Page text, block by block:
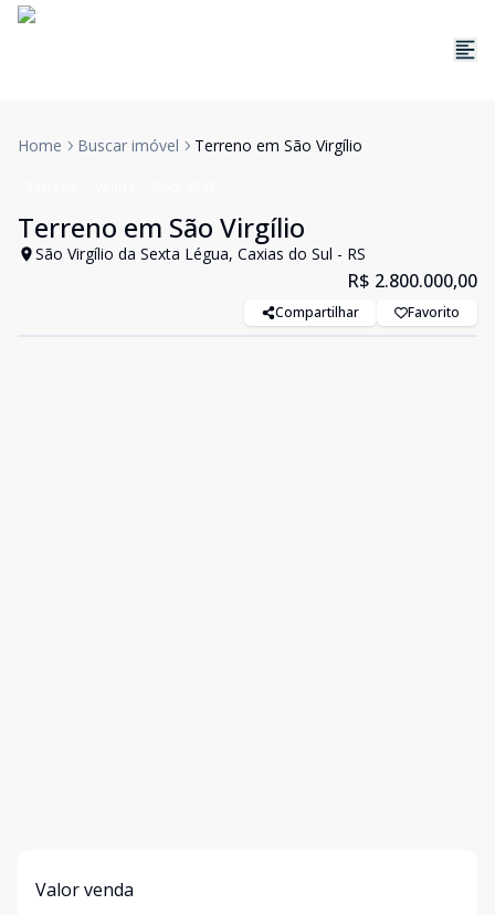
Home Buscar imóvel Terreno em São Virgílio
Terreno em São Virgílio
São Virgílio da Sexta Légua, Caxias do Sul - RS
R$ 2.800.000,00
Compartilhar Favorito
Valor venda